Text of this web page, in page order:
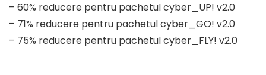
– 60% reducere pentru pachetul cyber_UP! v2.0
– 71% reducere pentru pachetul cyber_GO! v2.0
– 75% reducere pentru pachetul cyber_FLY! v2.0